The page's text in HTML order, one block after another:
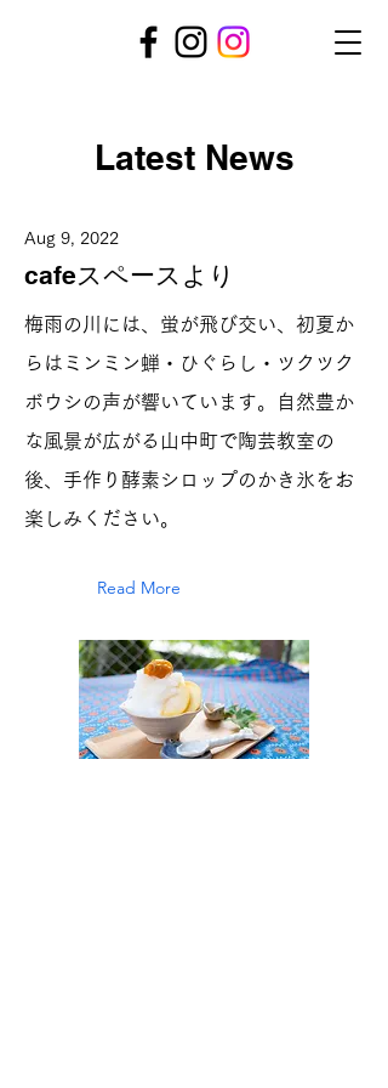
Latest News
Aug 9, 2022
cafeスペースより
梅雨の川には、蛍が飛び交い、初夏か
らはミンミン蝉・ひぐらし・ツクツク
ボウシの声が響いています。自然豊か
な風景が広がる山中町で陶芸教室の
後、手作り酵素シロップのかき氷をお
楽しみください。
Read More